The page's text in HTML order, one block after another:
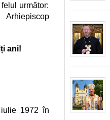
următor:
ani!
1972 în